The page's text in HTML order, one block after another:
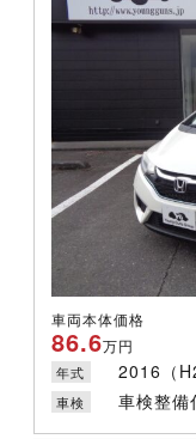
車両本体価格
86.6万円
年式 2016（
車検 車検整備